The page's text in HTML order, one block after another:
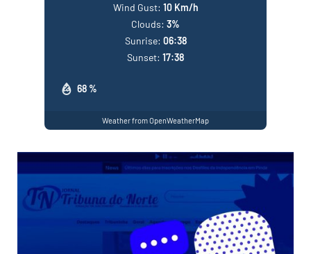
68 %
Wind Gust: 10 Km/h
Clouds: 3%
Sunrise: 06:38
Sunset: 17:38
Weather from OpenWeatherMap